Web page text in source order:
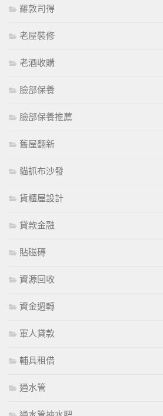
羅敦司得
老屋裝修
老酒收購
臉部保養
臉部保養推薦
舊屋翻新
貓抓布沙發
貨櫃屋設計
貸款金融
貼磁磚
資源回收
資金週轉
軍人貸款
輔具租借
通水管